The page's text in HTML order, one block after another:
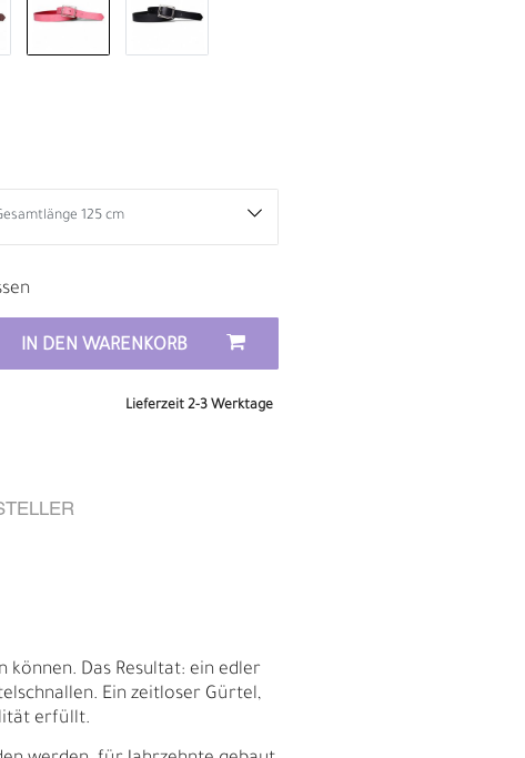
R
I
D
IN DEN WARENKORB
Lieferzeit 2-3 Werktage
können. Das Resultat: ein edler
Ein zeitloser Gürtel,
erfüllt.